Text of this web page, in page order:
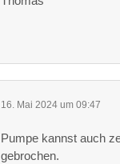
16. Mai 2024 um 09:47
Pumpe kannst auch
gebrochen.